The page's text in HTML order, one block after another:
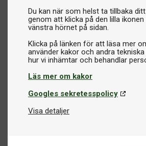
Du kan när som helst ta tillbaka
genom att klicka på den lilla ikonen
vänstra hörnet på sidan.
Klicka på länken för att läsa mer
använder kakor och andra
Läs mer om kakor
Googles sekretesspolicy
Visa detaljer